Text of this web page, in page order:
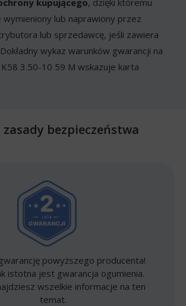
lub naprawiony przez
lub sprzedawcę, jeśli zawiera
wykaz warunków gwarancji na
3.50-10 59 M wskazuje karta
bezpieczeństwa
powyższego producenta!
istotna jest gwarancja ogumienia.
wszelkie informacje na ten
temat.